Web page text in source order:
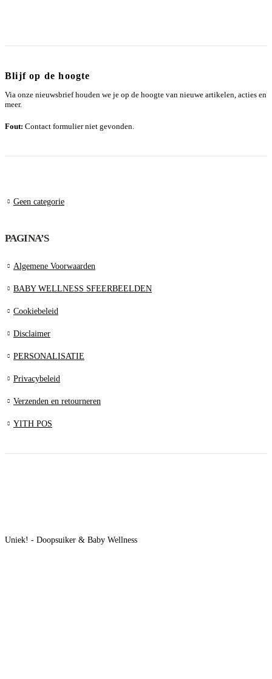
Blijf op de hoogte
Via onze nieuwsbrief houden we je op de hoogte van nieuwe artikelen, acties en
meer.
Fout: Contact formulier niet gevonden.
Geen categorie
PAGINA’S
Algemene Voorwaarden
BABY WELLNESS SFEERBEELDEN
Cookiebeleid
Disclaimer
PERSONALISATIE
Privacybeleid
Verzenden en retourneren
YITH POS
Uniek! - Doopsuiker & Baby Wellness